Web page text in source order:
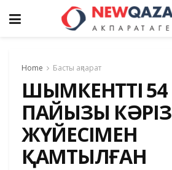
Home Басты ақпарат
ШЫМКЕНТТІҢ 54
ПАЙЫЗЫ КӘРІЗ
ЖҮЙЕСІМЕН
ҚАМТЫЛҒАН